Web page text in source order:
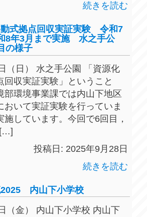
続きを読む
動式拠点回収実証実験 令和7
8年3月まで実施 水之手公
の様子
（日） 水之手公園 「資源化
回収実証実験」ということ
部環境事業課では内山下地区
おいて実証実験を行っていま
施しています。今回で6回目，
[…]
投稿日: 2025年9月28日
続きを読む
2025 内山下小学校
（金） 内山下小学校 内山下